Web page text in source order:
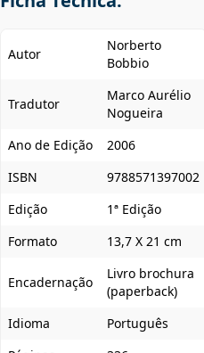
Autor
Norberto
Bobbio
Tradutor
Marco Aurélio
Nogueira
Ano de Edição
2006
ISBN
9788571397002
Edição
1ª Edição
Formato
13,7 X 21 cm
Encadernação
Livro brochura
(paperback)
Idioma
Português